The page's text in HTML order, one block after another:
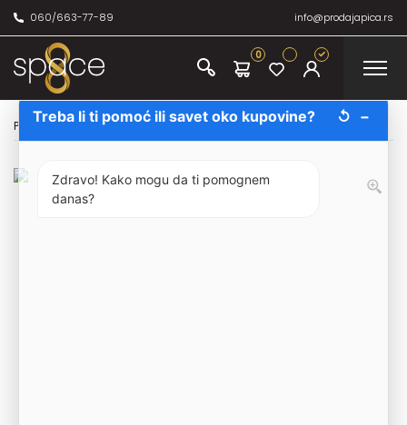
060/663-77-89 info@prodajapica.rs
0
Početna/Bezalkoholno/ Monin/Monin Sirup Irski Liker 70cl
Treba li ti pomoć ili savet oko kupovine? ↺ −
Zdravo! Kako mogu da ti pomognem
danas?